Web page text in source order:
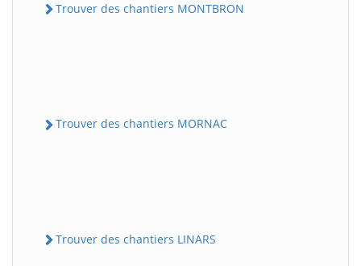
Trouver des chantiers MONTBRON
Trouver des chantiers MORNAC
Trouver des chantiers LINARS